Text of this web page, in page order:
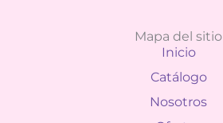
Mapa del sitio
Inicio
Catálogo
Nosotros